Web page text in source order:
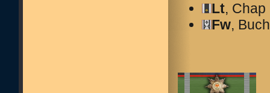
Lt, Chap
Fw,